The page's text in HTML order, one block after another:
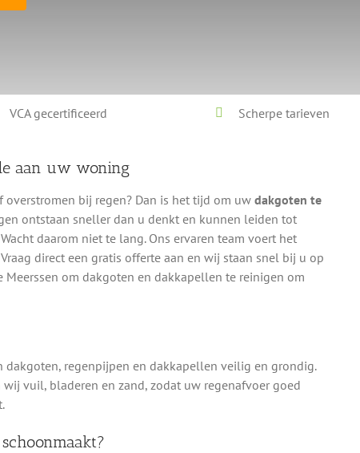
VCA gecertificeerd Scherpe tarieven
aan uw woning
bij regen? Dan is het tijd om uw dakgoten te
ontstaan sneller dan u denkt en kunnen leiden tot
Wacht daarom niet te lang. Ons ervaren team voert het
Vraag direct een gratis offerte aan en wij staan snel bij u op
om dakgoten en dakkapellen te reinigen om
dakgoten, regenpijpen en dakkapellen veilig en grondig.
vuil, bladeren en zand, zodat uw regenafvoer goed